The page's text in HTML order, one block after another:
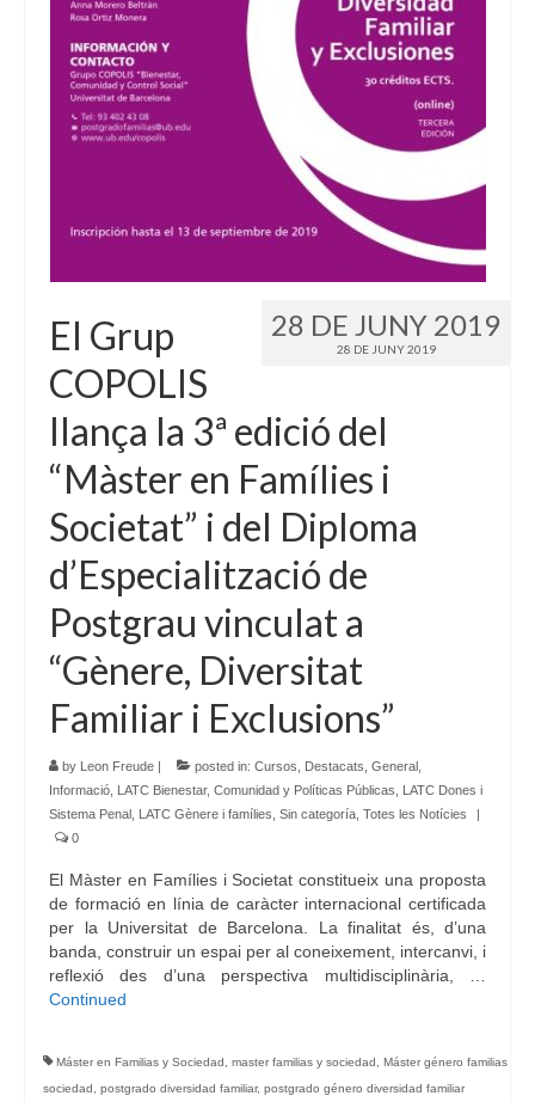
Idioma:
28 DE JUNY 2019
28 DE JUNY 2019
El Grup
COPOLIS
llança la 3ª edició del
“Màster en Famílies i
Societat” i del Diploma
d’Especialització de
Postgrau vinculat a
“Gènere, Diversitat
Familiar i Exclusions”
by Leon Freude | posted in: Cursos Destacats General
Informació LATC Bienestar, Comunidad y Políticas Públicas
LATC Dones i
Sistema Penal LATC Gènere i famílies Sin categoría Totes les Notícies
|
0
El Màster en Famílies i Societat constitueix una proposta
de formació en línia de caràcter internacional certificada
per la Universitat de Barcelona. La finalitat és, d’una
banda, construir un espai per al coneixement, intercanvi, i
reflexió des d’una perspectiva multidisciplinària, …
Continued
Máster en Familias y Sociedad master familias y sociedad
Máster género familias
sociedad
postgrado diversidad familiar, postgrado género diversidad familiar